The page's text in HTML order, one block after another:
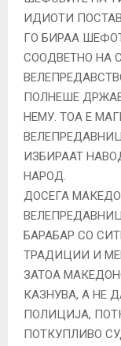
ИДИОТИ
ГО БИРАА
СООДВЕТНО НА
ПОЛНЕШЕ
НЕМУ. ТОА Е
ИЗБИРААТ
НАРОД.
ДОСЕГА
БАРАБАР СО
ТРАДИЦИИ И
ЗАТОА
КАЗНУВА, А НЕ
ПОЛИЦИЈА,
ПОТКУПЛИВО